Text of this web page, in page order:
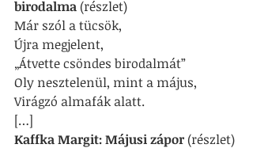
birodalma (részlet)
Már szól a tücsök,
Újra megjelent,
„Átvette csöndes birodalmát”
Oly nesztelenül, mint a május,
Virágzó almafák alatt.
[…]
Kaffka Margit: Májusi zápor (részlet)